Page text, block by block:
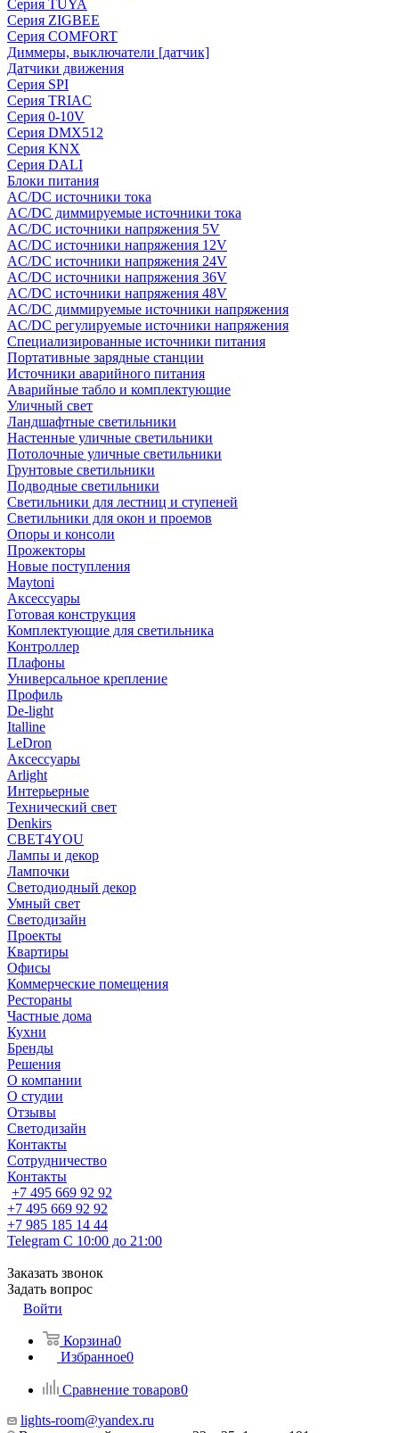
Серия TUYA
Серия ZIGBEE
Серия COMFORT
Диммеры, выключатели [датчик]
Датчики движения
Серия SPI
Серия TRIAC
Серия 0-10V
Серия DMX512
Серия KNX
Серия DALI
Блоки питания
AC/DC источники тока
AC/DC диммируемые источники тока
AC/DC источники напряжения 5V
AC/DC источники напряжения 12V
AC/DC источники напряжения 24V
AC/DC источники напряжения 36V
AC/DC источники напряжения 48V
AC/DC диммируемые источники напряжения
AC/DC регулируемые источники напряжения
Специализированные источники питания
Портативные зарядные станции
Источники аварийного питания
Аварийные табло и комплектующие
Уличный свет
Ландшафтные светильники
Настенные уличные светильники
Потолочные уличные светильники
Грунтовые светильники
Подводные светильники
Светильники для лестниц и ступеней
Светильники для окон и проемов
Опоры и консоли
Прожекторы
Новые поступления
Maytoni
Аксессуары
Готовая конструкция
Комплектующие для светильника
Контроллер
Плафоны
Универсальное крепление
Профиль
De-light
Italline
LeDron
Аксессуары
Arlight
Интерьерные
Технический свет
Denkirs
СВЕТ4YOU
Лампы и декор
Лампочки
Светодиодный декор
Умный свет
Светодизайн
Проекты
Квартиры
Офисы
Коммерческие помещения
Рестораны
Частные дома
Кухни
Бренды
Решения
О компании
О студии
Отзывы
Светодизайн
Контакты
Сотрудничество
Контакты
+7 495 669 92 92
+7 495 669 92 92
+7 985 185 14 44
Telegram С 10:00 до 21:00
Заказать звонок
Задать вопрос
Войти
Корзина0
Избранное0
Сравнение товаров0
lights-room@yandex.ru